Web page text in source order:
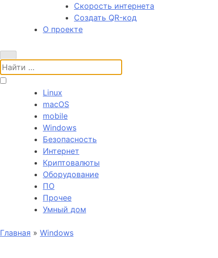
Скорость интернета
Создать QR-код
О проекте
Поиск:
Linux
macOS
mobile
Windows
Безопасность
Интернет
Криптовалюты
Оборудование
ПО
Прочее
Умный дом
Главная » Windows